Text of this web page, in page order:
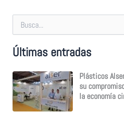
c
a
r
p
o
r
:
Últimas entradas
Plásticos
su
la economía